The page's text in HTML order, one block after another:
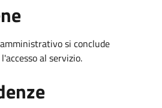
si conclude
al servizio.